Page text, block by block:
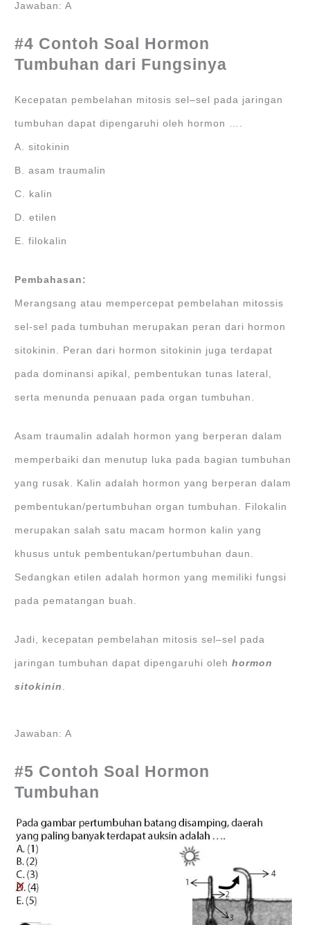
Jawaban: A
#4 Contoh Soal Hormon
Tumbuhan dari Fungsinya
Kecepatan pembelahan mitosis sel–sel pada jaringan
tumbuhan dapat dipengaruhi oleh hormon ….
A. sitokinin
B. asam traumalin
C. kalin
D. etilen
E. filokalin
Pembahasan:
Merangsang atau mempercepat pembelahan mitossis
sel-sel pada tumbuhan merupakan peran dari hormon
sitokinin. Peran dari hormon sitokinin juga terdapat
pada dominansi apikal, pembentukan tunas lateral,
serta menunda penuaan pada organ tumbuhan.
Asam traumalin adalah hormon yang berperan dalam
memperbaiki dan menutup luka pada bagian tumbuhan
yang rusak. Kalin adalah hormon yang berperan dalam
pembentukan/pertumbuhan organ tumbuhan. Filokalin
merupakan salah satu macam hormon kalin yang
khusus untuk pembentukan/pertumbuhan daun.
Sedangkan etilen adalah hormon yang memiliki fungsi
pada pematangan buah.
Jadi, kecepatan pembelahan mitosis sel–sel pada
jaringan tumbuhan dapat dipengaruhi olehhormon
sitokinin
Jawaban: A
#5 Contoh Soal Hormon
Tumbuhan